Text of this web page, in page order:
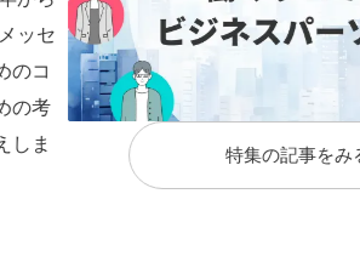
ッセ
のコ
の考
しま
特集の記事をみ